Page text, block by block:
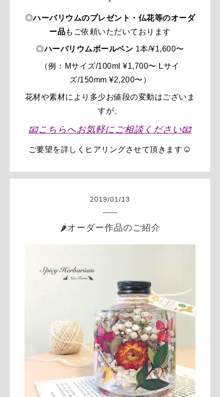
＊
◎ハーバリウムのプレゼント・仏花等のオーダ
ー品もご依頼いただいております
◎ハーバリウムボールペン 1本/¥1,600〜
（例：Mサイズ/100ml¥1,700〜 Lサイ
ズ/150mm ¥2,200〜）
花材や素材により多少お値段の変動はございま
すが、
📧こちらへお気軽にご相談ください📧
ご要望を詳しく ヒアリングさせて頂きます ☺️
2019/01 /13
🌶オーダー作品のご紹介